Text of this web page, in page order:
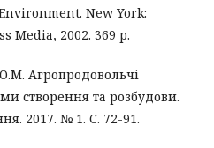
New York:
Media, 2002. 369 p.
Агропродовольчі
створення та розбудови.
2017. № 1. С. 72-91.